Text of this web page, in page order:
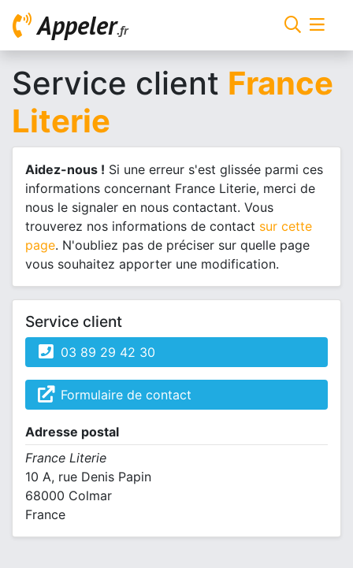
Appeler.fr
Service client France
Literie
Aidez-nous ! Si une erreur s'est glissée parmi ces
informations concernant France Literie, merci de
nous le signaler en nous contactant. Vous
trouverez nos informations de contact sur cette
page. N'oubliez pas de préciser sur quelle page
vous souhaitez apporter une modification.
Service client
03 89 29 42 30
Formulaire de contact
Adresse postal
France Literie
10 A, rue Denis Papin
68000 Colmar
France